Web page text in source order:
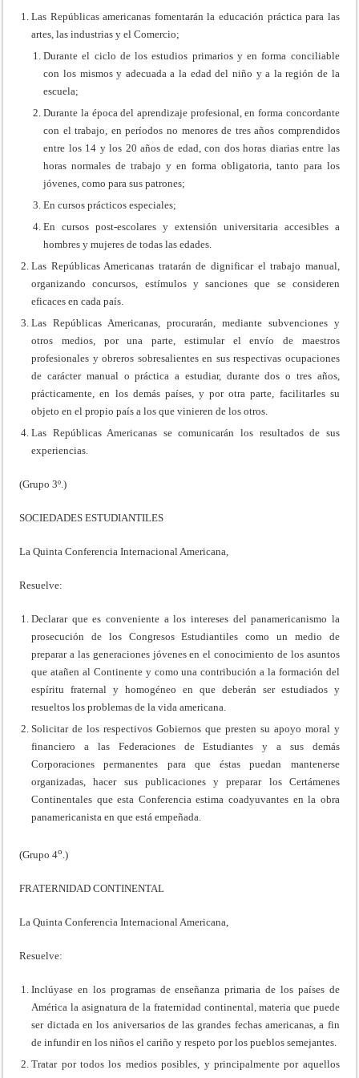
Las Repúblicas americanas fomentarán la educación práctica para las
artes, las industrias y el Comercio;
Durante el ciclo de los estudios primarios y en forma conciliable
con los mismos y adecuada a la edad del niño y a la región de la
escuela;
Durante la época del aprendizaje profesional, en forma concordante
con el trabajo, en períodos no menores de tres años comprendidos
entre los 14 y los 20 años de edad, con dos horas diarias entre las
horas normales de trabajo y en forma obligatoria, tanto para los
jóvenes, como para sus patrones;
En cursos prácticos especiales;
En cursos post-escolares y extensión universitaria accesibles a
hombres y mujeres de todas las edades.
Las Repúblicas Americanas tratarán de dignificar el trabajo manual,
organizando concursos, estímulos y sanciones que se consideren
eficaces en cada país.
Las Repúblicas Americanas, procurarán, mediante subvenciones y
otros medios, por una parte, estimular el envío de maestros
profesionales y obreros sobresalientes en sus respectivas ocupaciones
de carácter manual o práctica a estudiar, durante dos o tres años,
prácticamente, en los demás países, y por otra parte, facilitarles su
objeto en el propio país a los que vinieren de los otros.
Las Repúblicas Americanas se comunicarán los resultados de sus
experiencias.
(Grupo 3º.)
SOCIEDADES ESTUDIANTILES
La Quinta Conferencia Internacional Americana,
Resuelve:
Declarar que es conveniente a los intereses del panamericanismo la
prosecución de los Congresos Estudiantiles como un medio de
preparar a las generaciones jóvenes en el conocimiento de los asuntos
que atañen al Continente y como una contribución a la formación del
espíritu fraternal y homogéneo en que deberán ser estudiados y
resueltos los problemas de la vida americana.
Solicitar de los respectivos Gobiernos que presten su apoyo moral y
financiero a las Federaciones de Estudiantes y a sus demás
Corporaciones permanentes para que éstas puedan mantenerse
organizadas, hacer sus publicaciones y preparar los Certámenes
Continentales que esta Conferencia estima coadyuvantes en la obra
panamericanista en que está empeñada.
(Grupo 4o.)
FRATERNIDAD CONTINENTAL
La Quinta Conferencia Internacional Americana,
Resuelve:
Inclúyase en los programas de enseñanza primaria de los países de
América la asignatura de la fraternidad continental, materia que puede
ser dictada en los aniversarios de las grandes fechas americanas, a fin
de infundir en los niños el cariño y respeto por los pueblos semejantes.
Tratar por todos los medios posibles, y principalmente por aquellos